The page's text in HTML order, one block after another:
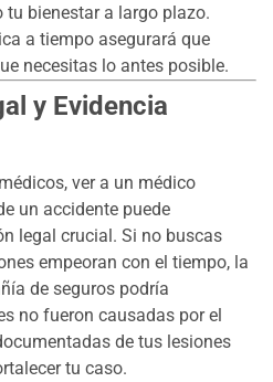
tu bienestar a largo plazo.
a tiempo asegurará que
necesitas lo antes posible.
y Evidencia
ver a un médico
un accidente puede
legal crucial. Si no buscas
empeoran con el tiempo, la
de seguros podría
no fueron causadas por el
de tus lesiones
tu caso.